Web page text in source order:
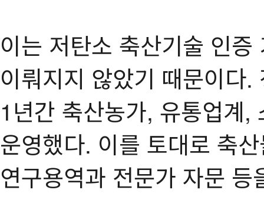
이는 저탄소 축산기술 인
이뤄지지 않았기 때문이다
1년간 축산농가, 유통업계,
운영했다. 이를 토대로 축
연구용역과 전문가 자문